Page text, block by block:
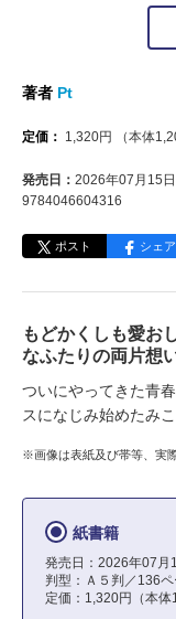
著者 Pt
定価： 1,320円 （本体
発売日： 2026年07月15日
9784046604316
ポスト シェア
もどかくしも愛お
なふたりの両片想い
ついにやってきた青
スになじみ始めたみ
※画像は表紙及び帯等、実
紙書籍
発売日：2026年07月
判型：Ａ５判／136ペ
定価：1,320円（本体